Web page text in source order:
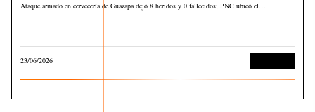
Ataque armado en cervecería de Guazapa dejó 8 heridos y 0 fallecidos; PNC ubicó el…
23/06/2026